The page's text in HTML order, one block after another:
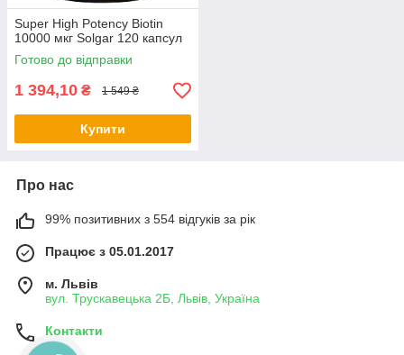
Super High Potency Biotin
10000 мкг Solgar 120 капсул
Готово до відправки
1 394,10 ₴ 1 549 ₴
Купити
Про нас
99% позитивних з 554 відгуків за рік
Працює з 05.01.2017
м. Львів
вул. Трускавецька 2Б, Львів, Україна
Контакти